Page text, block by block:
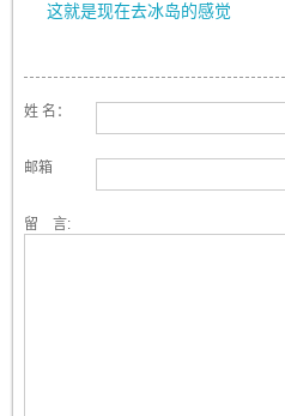
这就是现在去冰岛的感觉
姓 名：
邮箱
留 言: